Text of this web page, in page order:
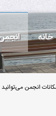
خانه
انجمن